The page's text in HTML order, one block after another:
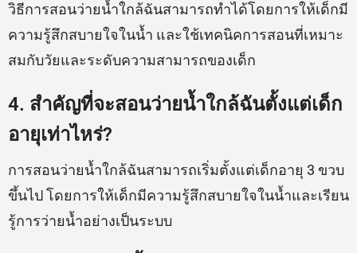
วิธีการสอนว่ายน้ำใกล้ฉันสามารถทำได้โดยการให้เด็กมี
ความรู้สึกสบายใจในน้ำ และใช้เทคนิคการสอนที่เหมาะ
สมกับวัยและระดับความสามารถของเด็ก
4. สำคัญที่จะสอนว่ายน้ำใกล้ฉันตั้งแต่เด็ก
อายุเท่าไหร่?
การสอนว่ายน้ำใกล้ฉันสามารถเริ่มตั้งแต่เด็กอายุ 3 ขวบ
ขึ้นไป โดยการให้เด็กมีความรู้สึกสบายใจในน้ำและเรียน
รู้การว่ายน้ำอย่างเป็นระบบ